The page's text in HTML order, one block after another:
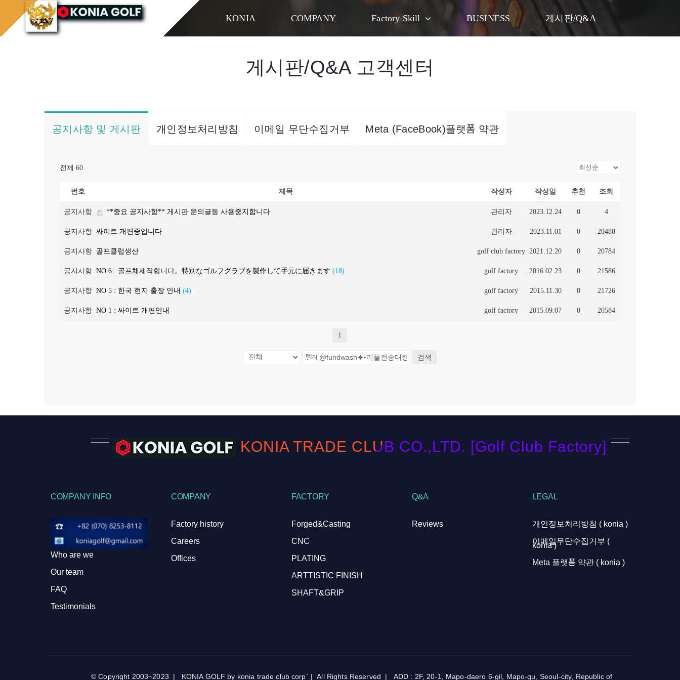
KONIA COMPANY Factory Skill BUSINESS 게시판/Q&A
홈으로 게시판/Q&A
게시판/Q&A 고객센터
공지사항 및 게시판 개인정보처리방침 이메일 무단수집거부 Meta (FaceBook)플랫폼 약관
전체 60
번호 제목 작성자 작성일 추천 조회
공지사항 **중요 공지사항** 게시판 문의글등 사용중지합니다 관리자 2023.12.24 0 4
공지사항 싸이트 개편중입니다 관리자 2023.11.01 0 20488
공지사항 골프클럽생산 golf club factory 2021.12.20 0 20784
공지사항 NO 6 : 골프채제작합니다。特別なゴルフグラブを製作して手元に届きます (18) golf factory 2016.02.23 0 21586
공지사항 NO 5 : 한국 현지 출장 안내 (4) golf factory 2015.11.30 0 21726
공지사항 NO 1 : 싸이트 개편안내 golf factory 2015.09.07 0 20584
1
검색
KONIA TRADE CLUB CO.,LTD. [Golf Club Factory]
COMPANY INFO
Who are we
Our team
FAQ
Testimonials
COMPANY
Factory history
Careers
Offices
FACTORY
Forged&Casting
CNC
PLATING
ARTTISTIC FINISH
SHAFT&GRIP
Q&A
Reviews
LEGAL
개인정보처리방침 ( konia )
이메일무단수집거부 (
konia )
Meta 플랫폼 약관 ( konia )
© Copyright 2003~2023 | KONIA GOLF by konia trade club corp` | All Rights Reserved | ADD : 2F, 20-1, Mapo-daero 6-gil, Mapo-gu, Seoul-city, Republic of